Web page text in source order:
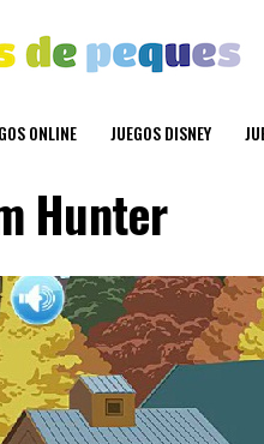
ONLINE JUEGOS DISNEY
Hunter